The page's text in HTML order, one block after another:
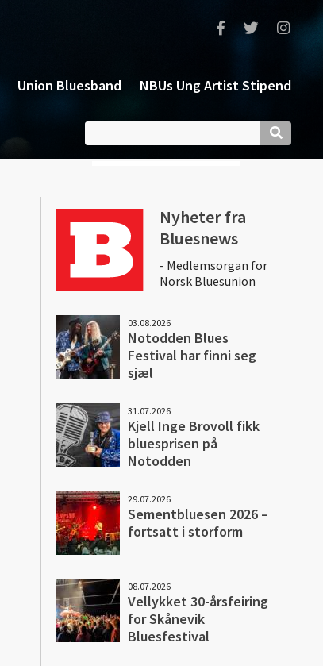
Union Bluesband NBUs Ung Artist Stipend
Nyheter fra
Bluesnews
- Medlemsorgan for
Norsk Bluesunion
03.08.2026
Notodden Blues
Festival har finni seg
sjæl
31.07.2026
Kjell Inge Brovoll fikk
bluesprisen på
Notodden
29.07.2026
Sementbluesen 2026 –
fortsatt i storform
08.07.2026
Vellykket 30-årsfeiring
for Skånevik
Bluesfestival